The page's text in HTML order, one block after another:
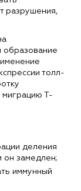
разрушения,
образование
толл-
миграцию Т-
деления
он замедлен;
иммунный